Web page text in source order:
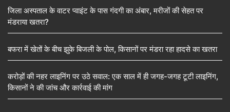
जिला अस्पताल के वाटर प्वाइंट के पास गंदगी का अंबार, मरीजों की सेहत पर
मंडराया खतरा?
बफरा में खेतों के बीच झुके बिजली के पोल, किसानों पर मंडरा रहा हादसे का खतरा
करोड़ों की नहर लाइनिंग पर उठे सवाल: एक साल में ही जगह-जगह टूटी लाइनिंग,
किसानों ने की जांच और कार्रवाई की मांग